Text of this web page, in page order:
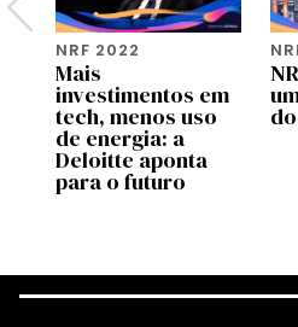
NRF 2022
Mais
investimentos em
tech, menos uso
de energia: a
Deloitte aponta
para o futuro